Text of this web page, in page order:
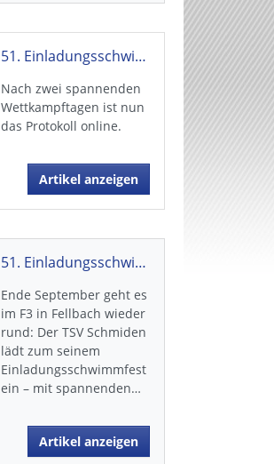
51. Einladungsschwimmfest: Protokoll online
Nach zwei spannenden
Wettkampftagen ist nun
das Protokoll online.
Artikel anzeigen
51. Einladungsschwimmfest am 27. + 28.09.2025
Ende September geht es
im F3 in Fellbach wieder
rund: Der TSV Schmiden
lädt zum seinem
Einladungsschwimmfest
ein – mit spannenden…
Artikel anzeigen